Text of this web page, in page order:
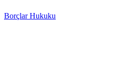
Borçlar Hukuku